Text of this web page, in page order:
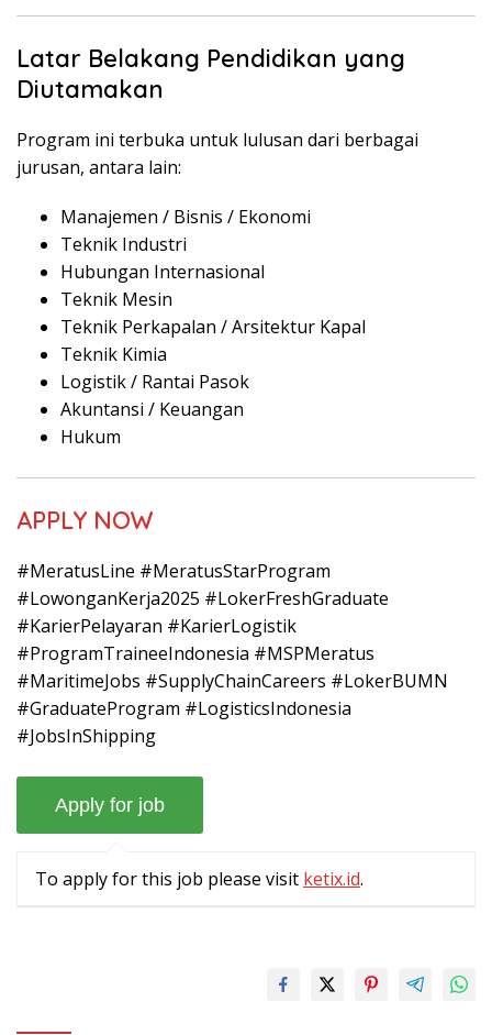
Latar Belakang Pendidikan yang
Diutamakan
Program ini terbuka untuk lulusan dari berbagai
jurusan, antara lain:
Manajemen / Bisnis / Ekonomi
Teknik Industri
Hubungan Internasional
Teknik Mesin
Teknik Perkapalan / Arsitektur Kapal
Teknik Kimia
Logistik / Rantai Pasok
Akuntansi / Keuangan
Hukum
APPLY NOW
#MeratusLine #MeratusStarProgram
#LowonganKerja2025 #LokerFreshGraduate
#KarierPelayaran #KarierLogistik
#ProgramTraineeIndonesia #MSPMeratus
#MaritimeJobs #SupplyChainCareers #LokerBUMN
#GraduateProgram #LogisticsIndonesia
#JobsInShipping
To apply for this job please visit ketix.id.